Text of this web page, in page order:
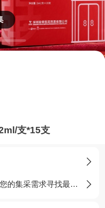
支*15支

我们将根据您的集采需求寻找最佳货源，确定货源后您将享有优先采购权 